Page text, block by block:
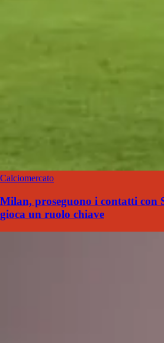
Calciomercato
Milan, proseguono i contatti con
gioca un ruolo chiave